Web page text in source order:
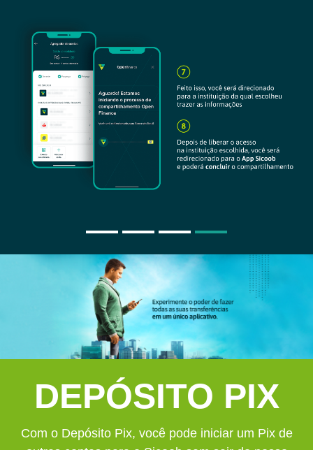
DEPÓSITO PIX
Com o Depósito Pix, você pode iniciar um Pix de